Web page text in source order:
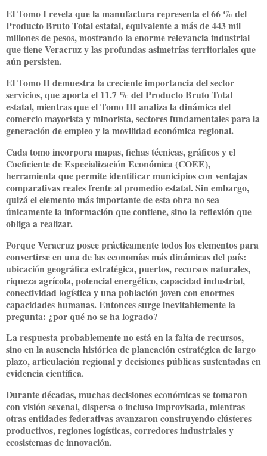
El Tomo I revela que la manufactura representa el 66 % del
Producto Bruto Total estatal, equivalente a más de 443 mil
millones de pesos, mostrando la enorme relevancia industrial
que tiene Veracruz y las profundas asimetrías territoriales que
aún persisten.
El Tomo II demuestra la creciente importancia del sector
servicios, que aporta el 11.7 % del Producto Bruto Total
estatal, mientras que el Tomo III analiza la dinámica del
comercio mayorista y minorista, sectores fundamentales para la
generación de empleo y la movilidad económica regional.
Cada tomo incorpora mapas, fichas técnicas, gráficos y el
Coeficiente de Especialización Económica (COEE),
herramienta que permite identificar municipios con ventajas
comparativas reales frente al promedio estatal. Sin embargo,
quizá el elemento más importante de esta obra no sea
únicamente la información que contiene, sino la reflexión que
obliga a realizar.
Porque Veracruz posee prácticamente todos los elementos para
convertirse en una de las economías más dinámicas del país:
ubicación geográfica estratégica, puertos, recursos naturales,
riqueza agrícola, potencial energético, capacidad industrial,
conectividad logística y una población joven con enormes
capacidades humanas. Entonces surge inevitablemente la
pregunta: ¿por qué no se ha logrado?
La respuesta probablemente no está en la falta de recursos,
sino en la ausencia histórica de planeación estratégica de largo
plazo, articulación regional y decisiones públicas sustentadas en
evidencia científica.
Durante décadas, muchas decisiones económicas se tomaron
con visión sexenal, dispersa o incluso improvisada, mientras
otras entidades federativas avanzaron construyendo clústeres
productivos, regiones logísticas, corredores industriales y
ecosistemas de innovación.